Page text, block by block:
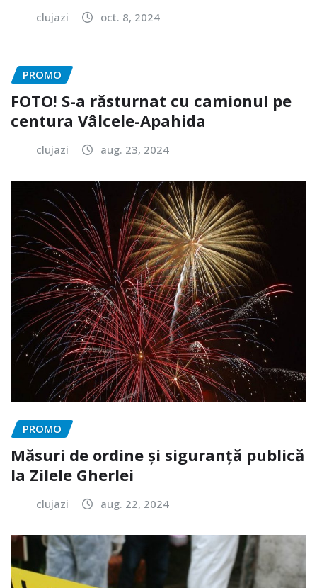
clujazi oct. 8, 2024
PROMO
FOTO! S-a răsturnat cu camionul pe
centura Vâlcele-Apahida
clujazi aug. 23, 2024
PROMO
Măsuri de ordine și siguranță publică
la Zilele Gherlei
clujazi aug. 22, 2024